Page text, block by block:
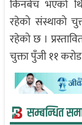
किनबेच भएको
रहेको संस्थाको
रहेको छ ।
चुक्ता पुँजी ११
सम्बन्धित